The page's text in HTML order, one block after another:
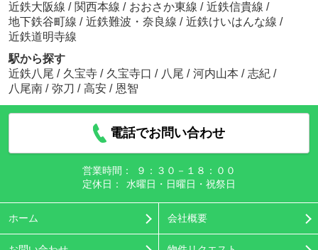
近鉄大阪線 / 関西本線 / おおさか東線 / 近鉄信貴線 /
地下鉄谷町線 / 近鉄難波・奈良線 / 近鉄けいはんな線 /
近鉄道明寺線
駅から探す
近鉄八尾 / 久宝寺 / 久宝寺口 / 八尾 / 河内山本 / 志紀 /
八尾南 / 弥刀 / 高安 / 恩智
電話でお問い合わせ
営業時間：
９：３０－１８：００
定休日：
水曜日・日曜日・祝祭日
ホーム 会社概要